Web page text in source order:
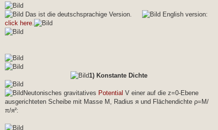
e
i
t
r
a
g
Das ist die deutschsprachige Version.
English version:
click here.
1) Konstante Dichte
Neutonisches gravitatives Potential V einer auf die z=0-Ebene
ausgerichteten Scheibe mit Masse M, Radius я und Flächendichte ρ=M/
π/я²: